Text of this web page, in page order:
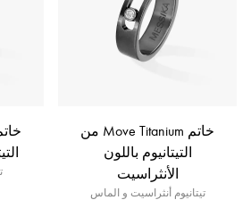
خاتم Move Titanium من
التيتانيوم باللون
الأنثراسيت
تيتانيوم أنثراسيت و الماس